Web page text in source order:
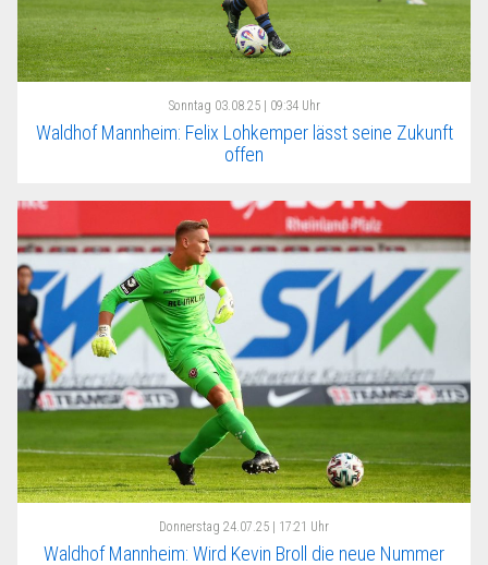
Sonntag 03.08.25 | 09:34 Uhr
Waldhof Mannheim: Felix Lohkemper lässt seine Zukunft
offen
Donnerstag 24.07.25 | 17:21 Uhr
Waldhof Mannheim: Wird Kevin Broll die neue Nummer